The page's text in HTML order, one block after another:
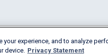
Use Privacy Cookie Settings
experience, and to analyze
device. Privacy Statement